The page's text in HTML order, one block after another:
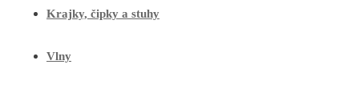
Krajky, čipky a stuhy
Vlny